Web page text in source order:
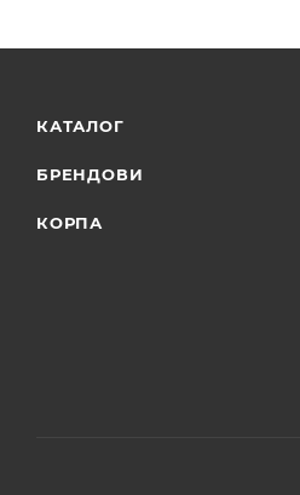
КАТАЛОГ
БРЕНДОВИ
КОРПА